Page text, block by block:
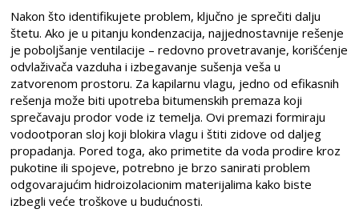
Nakon što identifikujete problem, ključno je sprečiti dalju
štetu. Ako je u pitanju kondenzacija, najjednostavnije rešenje
je poboljšanje ventilacije – redovno provetravanje, korišćenje
odvlaživača vazduha i izbegavanje sušenja veša u
zatvorenom prostoru. Za kapilarnu vlagu, jedno od efikasnih
rešenja može biti upotreba bitumenskih premaza koji
sprečavaju prodor vode iz temelja. Ovi premazi formiraju
vodootporan sloj koji blokira vlagu i štiti zidove od daljeg
propadanja. Pored toga, ako primetite da voda prodire kroz
pukotine ili spojeve, potrebno je brzo sanirati problem
odgovarajućim hidroizolacionim materijalima kako biste
izbegli veće troškove u budućnosti.